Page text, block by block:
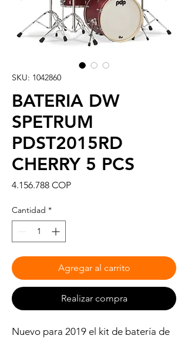
SKU: 1042860
BATERIA DW
SPETRUM
PDST2015RD
CHERRY 5 PCS
4.156.788 COPPrecio
Cantidad *
Agregar al carrito
Realizar compra
Nuevo para 2019 el kit de batería de